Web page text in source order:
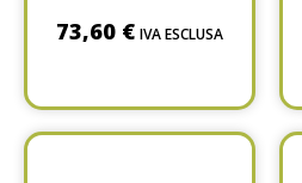
73,60 € IVA ESCLUSA